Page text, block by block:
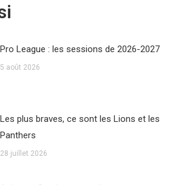
Pro League : les sessions de 2026-2027
5 août 2026
Les plus braves, ce sont les Lions et les
Panthers
28 juillet 2026